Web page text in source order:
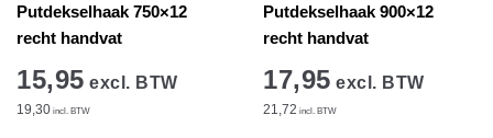
Putdekselhaak 750×12
recht handvat
15,95 excl. BTW
19,30 incl. BTW
Putdekselhaak 900×12
recht handvat
17,95 excl. BTW
21,72 incl. BTW